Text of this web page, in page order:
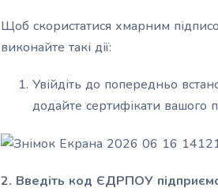
Щоб скористатися хмарним
виконайте такі дії:
Увійдіть до попередньо
додайте сертифікати вашого
2. Введіть код ЄДРПОУ